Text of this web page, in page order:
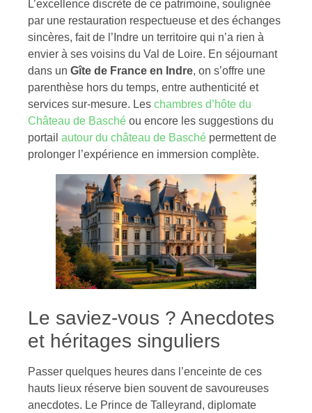
L’excellence discrète de ce patrimoine, soulignée
par une restauration respectueuse et des échanges
sincères, fait de l’Indre un territoire qui n’a rien à
envier à ses voisins du Val de Loire. En séjournant
dans un Gîte de France en Indre, on s’offre une
parenthèse hors du temps, entre authenticité et
services sur-mesure. Les chambres d’hôte du
Château de Basché ou encore les suggestions du
portail autour du château de Basché permettent de
prolonger l’expérience en immersion complète.
Le saviez-vous ? Anecdotes
et héritages singuliers
Passer quelques heures dans l’enceinte de ces
hauts lieux réserve bien souvent de savoureuses
anecdotes. Le Prince de Talleyrand, diplomate